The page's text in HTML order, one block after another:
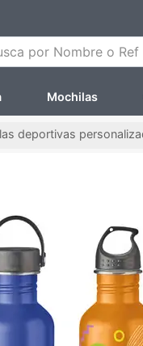
por Nombre o Ref
Mochilas
deportivas